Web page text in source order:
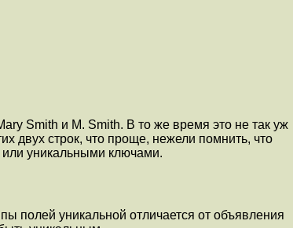
Smith и M. Smith. В то же время это не так уж
двух строк, что проще, нежели помнить, что
уникальными ключами.
полей уникальной отличается от объявления